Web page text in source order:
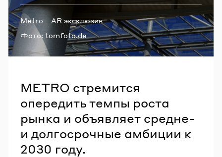
Теги:
Metro
AR эксклюзив
Фото: tomfoto.de
METRO стремится
опередить темпы роста
рынка и объявляет средне-
и долгосрочные амбиции к
2030 году.